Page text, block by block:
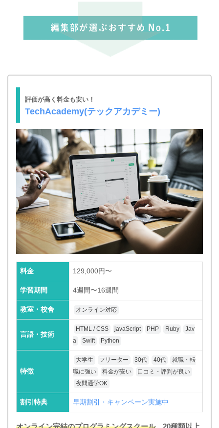
評価が高く料金も安い！
TechAcademy(テックアカデミー)
料金 129,000円〜
学習期間 4週間〜16週間
教室・校舎 オンライン対応
言語・技術
HTML / CSS javaScript PHP Ruby
Jav
a
Swift Python
特徴
大学生 フリーター 30代 40代
就職・転
職に強い
料金が安い
口コミ・評判が良い
夜間通学OK
割引特典 早期割引・キャンペーン実施中